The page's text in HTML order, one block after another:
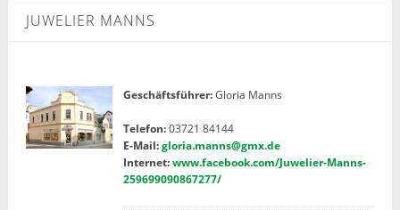
JUWELIER MANNS
Geschäftsführer:Gloria Manns
Telefon:03721 84144
E-Mail:gloria.manns@gmx.de
Internet:www.facebook.com/Juwelier-Manns-
259699090867277/